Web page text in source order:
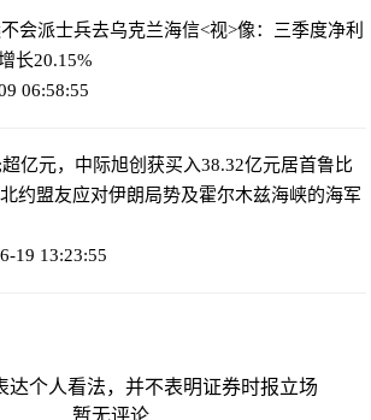
会派士兵去乌克兰海信<视>像：三季度净利
长20.15%
06:58:55
亿元，中际旭创获买入38.32亿元居首鲁比
约盟友应对伊朗局势及霍尔木兹海峡的海军
19 13:23:55
达个人看法，并不表明证券时报立场
暂无评论